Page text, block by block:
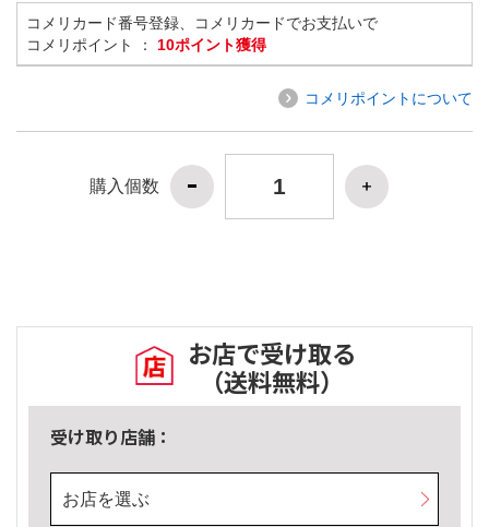
コメリカード番号登録、コメリカードでお支払いで
コメリポイント ： 10ポイント獲得
コメリポイントについて
購入個数
お店で受け取る
（送料無料）
受け取り店舗：
お店を選ぶ